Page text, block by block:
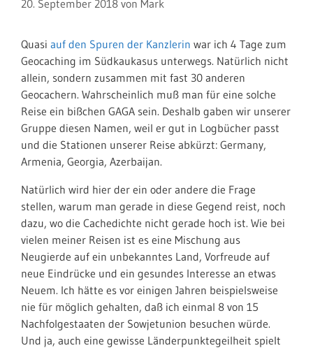
20. September 2018 von Mark
Quasi auf den Spuren der Kanzlerin war ich 4 Tage zum
Geocaching im Südkaukasus unterwegs. Natürlich nicht
allein, sondern zusammen mit fast 30 anderen
Geocachern. Wahrscheinlich muß man für eine solche
Reise ein bißchen GAGA sein. Deshalb gaben wir unserer
Gruppe diesen Namen, weil er gut in Logbücher passt
und die Stationen unserer Reise abkürzt: Germany,
Armenia, Georgia, Azerbaijan.
Natürlich wird hier der ein oder andere die Frage
stellen, warum man gerade in diese Gegend reist, noch
dazu, wo die Cachedichte nicht gerade hoch ist. Wie bei
vielen meiner Reisen ist es eine Mischung aus
Neugierde auf ein unbekanntes Land, Vorfreude auf
neue Eindrücke und ein gesundes Interesse an etwas
Neuem. Ich hätte es vor einigen Jahren beispielsweise
nie für möglich gehalten, daß ich einmal 8 von 15
Nachfolgestaaten der Sowjetunion besuchen würde.
Und ja, auch eine gewisse Länderpunktegeilheit spielt